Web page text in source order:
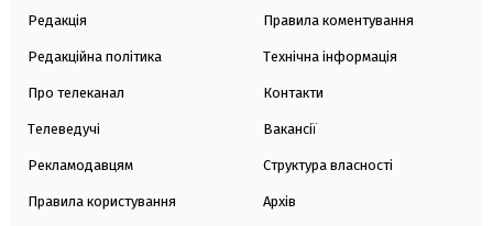
Редакція
Редакційна політика
Про телеканал
Телеведучі
Рекламодавцям
Правила користування
Правила коментування
Технічна інформація
Контакти
Вакансії
Структура власності
Архів